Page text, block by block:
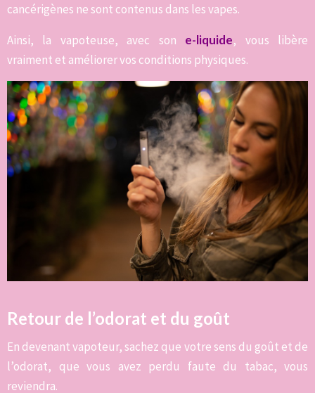
cancérigènes ne sont contenus dans les vapes.
Ainsi, la vapoteuse, avec son e-liquide, vous libère
vraiment et améliorer vos conditions physiques.
Retour de l’odorat et du goût
En devenant vapoteur, sachez que votre sens du goût et de
l’odorat, que vous avez perdu faute du tabac, vous
reviendra.